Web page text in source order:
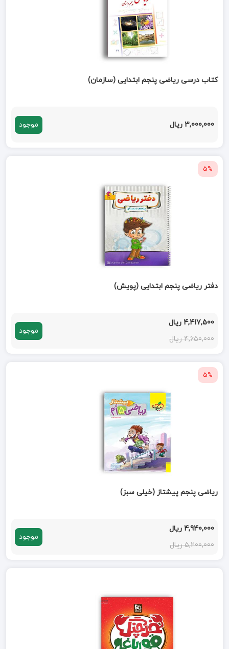
کتاب درسی ریاضی پنجم ابتدایی (سازمان)
3,000,000 ریال موجود
5%
دفتر ریاضی پنجم ابتدایی (پویش)
4,417,500 ریال
4,650,000 ریال
موجود
5%
ریاضی پنجم پیشتاز (خیلی سبز)
4,940,000 ریال
5,200,000 ریال
موجود